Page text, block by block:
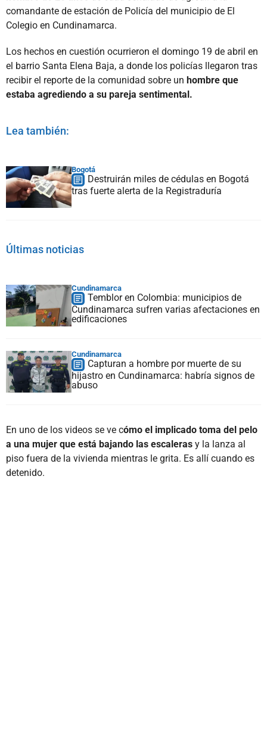
comandante de estación de Policía del municipio de El
Colegio en Cundinamarca.
Los hechos en cuestión ocurrieron el domingo 19 de abril en
el barrio Santa Elena Baja, a donde los policías llegaron tras
recibir el reporte de la comunidad sobre un hombre que
estaba agrediendo a su pareja sentimental.
Lea también:
Bogotá
Destruirán miles de cédulas en Bogotá
tras fuerte alerta de la Registraduría
Últimas noticias
Cundinamarca
Temblor en Colombia: municipios de
Cundinamarca sufren varias afectaciones en
edificaciones
Cundinamarca
Capturan a hombre por muerte de su
hijastro en Cundinamarca: habría signos de
abuso
En uno de los videos se ve cómo el implicado toma del pelo
a una mujer que está bajando las escaleras y la lanza al
piso fuera de la vivienda mientras le grita. Es allí cuando es
detenido.